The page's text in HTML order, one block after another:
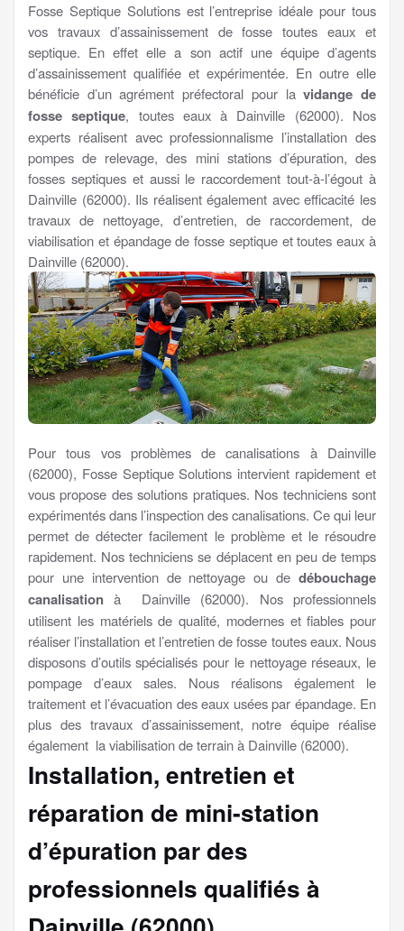
Fosse Septique Solutions est l’entreprise idéale pour tous
vos travaux d’assainissement de fosse toutes eaux et
septique. En effet elle a son actif une équipe d’agents
d’assainissement qualifiée et expérimentée. En outre elle
bénéficie d’un agrément préfectoral pour lavidange de
fosse septique, toutes eaux à Dainville (62000). Nos
experts réalisent avec professionnalisme l’installation des
pompes de relevage, des mini stations d’épuration, des
fosses septiques et aussi le raccordement tout-à-l’égout à
Dainville (62000). Ils réalisent également avec efficacité les
travaux de nettoyage, d’entretien, de raccordement, de
viabilisation et épandage de fosse septique et toutes eaux à
Dainville (62000).
Pour tous vos problèmes de canalisations à Dainville
(62000), Fosse Septique Solutions intervient rapidement et
vous propose des solutions pratiques. Nos techniciens sont
expérimentés dans l’inspection des canalisations. Ce qui leur
permet de détecter facilement le problème et le résoudre
rapidement. Nos techniciens se déplacent en peu de temps
pour une intervention de nettoyage ou de débouchage
canalisation à Dainville (62000). Nos professionnels
utilisent les matériels de qualité, modernes et fiables pour
réaliser l’installation et l’entretien de fosse toutes eaux. Nous
disposons d’outils spécialisés pour le nettoyage réseaux, le
pompage d’eaux sales. Nous réalisons également le
traitement et l’évacuation des eaux usées par épandage. En
plus des travaux d’assainissement, notre équipe réalise
également la viabilisation de terrain à Dainville (62000).
Installation, entretien et
réparation de mini-station
d’épuration par des
professionnels qualifiés à